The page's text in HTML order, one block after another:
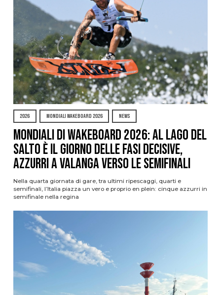
2026 MONDIALI WAKEBOARD 2026 NEWS
Mondiali di Wakeboard 2026: al Lago del
Salto è il giorno delle fasi decisive,
azzurri a valanga verso le semifinali
Nella quarta giornata di gare, tra ultimi ripescaggi, quarti e
semifinali, l’Italia piazza un vero e proprio en plein: cinque azzurri in
semifinale nella regina